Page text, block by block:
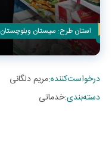
استان طرح: سیستان وبلوچستان
درخواست‌کننده:مریم دلگانی
دسته‌بندی:خدماتی